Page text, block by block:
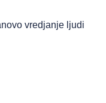
vredjanje ljudi